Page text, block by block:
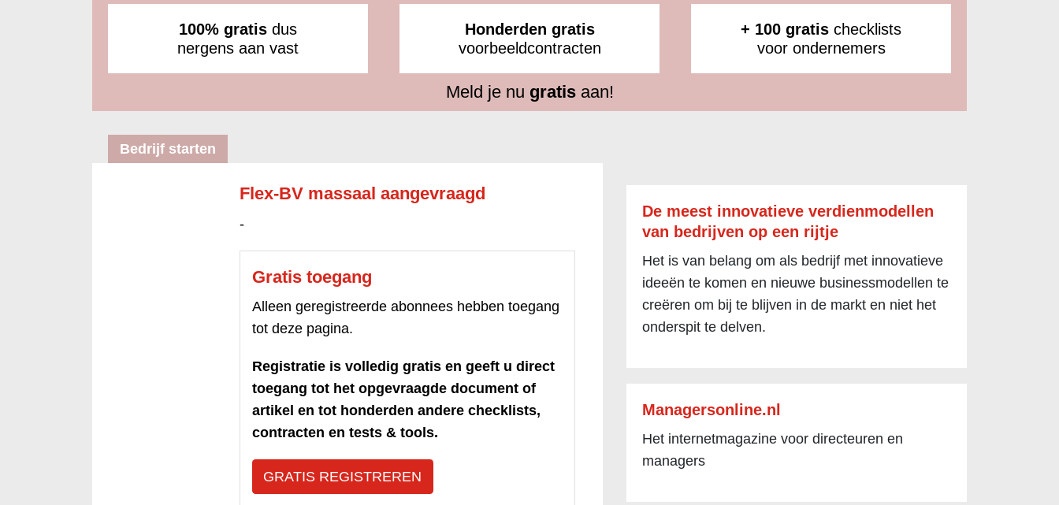
100% gratis dus
nergens aan vast
Honderden gratis
voorbeeldcontracten
+ 100 gratis checklists
voor ondernemers
Meld je nu gratisaan!
Bedrijf starten
Flex-BV massaal aangevraagd
-
Gratis toegang
Alleen geregistreerde abonnees hebben toegang
tot deze pagina.
Registratie is volledig gratis en geeft u direct
toegang tot het opgevraagde document of
artikel en tot honderden andere checklists,
contracten en tests & tools.
GRATIS REGISTREREN
De meest innovatieve verdienmodellen
van bedrijven op een rijtje
Het is van belang om als bedrijf met innovatieve
ideeën te komen en nieuwe businessmodellen te
creëren om bij te blijven in de markt en niet het
onderspit te delven.
Managersonline.nl
Het internetmagazine voor directeuren en
managers